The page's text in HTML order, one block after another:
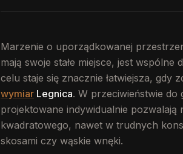
Marzenie o uporządkowanej
mają swoje stałe miejsce, jest wspólne
celu staje się znacznie łatwiejsza, gdy
wymiar Legnica. W przeciwieństwie
projektowane indywidualnie
kwadratowego, nawet w trudnych
skosami czy wąskie wnęki.